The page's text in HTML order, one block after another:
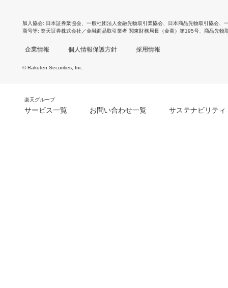
加入協会 日本証券業協会 一般社団法人金融先物取引業協会 日本商品先物取引協会
商号等 楽天証券株式会社／金融商品取引業者 関東財務局長（金商）第195号、商品先物
企業情報 個人情報保護方針 採用情報
© Rakuten Securities, Inc.
楽天グループ
サービス一覧 お問い合わせ一覧 サステナビリティ